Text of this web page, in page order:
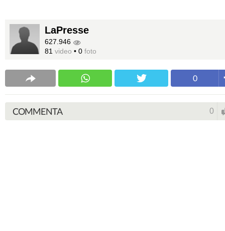
LaPresse
627.946
81 video • 0 foto
0
COMMENTA 0